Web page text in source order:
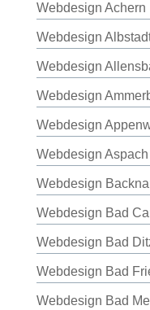
Webdesign Achern
Webdesign
Webdesign
Webdesign
Webdesign
Webdesign Aspach
Webdesign
Webdesign Bad
Webdesign Bad
Webdesign Bad
Webdesign Bad